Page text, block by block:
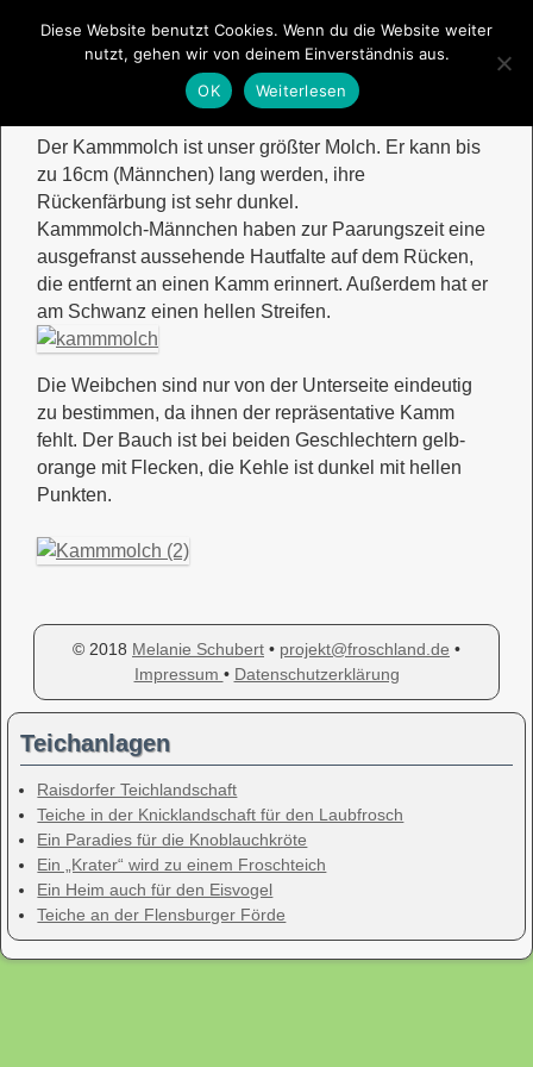
Startseite Menü ↓
Kammmolch
Der Kammmolch ist unser größter Molch. Er kann bis
zu 16cm (Männchen) lang werden, ihre
Rückenfärbung ist sehr dunkel.
Kammmolch-Männchen haben zur Paarungszeit eine
ausgefranst aussehende Hautfalte auf dem Rücken,
die entfernt an einen Kamm erinnert. Außerdem hat er
am Schwanz einen hellen Streifen.
Die Weibchen sind nur von der Unterseite eindeutig
zu bestimmen, da ihnen der repräsentative Kamm
fehlt. Der Bauch ist bei beiden Geschlechtern gelb-
orange mit Flecken, die Kehle ist dunkel mit hellen
Punkten.
© 2018 Melanie Schubert • projekt@froschland.de •
Impressum • Datenschutzerklärung
Teichanlagen
Raisdorfer Teichlandschaft
Teiche in der Knicklandschaft für den Laubfrosch
Ein Paradies für die Knoblauchkröte
Ein „Krater“ wird zu einem Froschteich
Ein Heim auch für den Eisvogel
Teiche an der Flensburger Förde
Diese Website benutzt Cookies. Wenn du die Website weiter
nutzt, gehen wir von deinem Einverständnis aus.
OK
Weiterlesen